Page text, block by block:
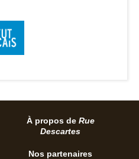
À propos de Rue
Descartes
Nos partenaires